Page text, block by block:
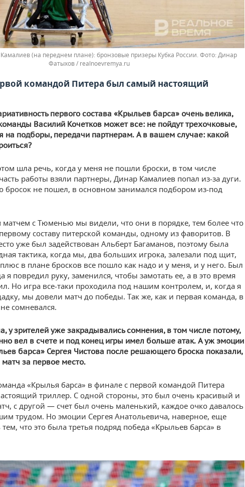
(на переднем плане): бронзовые призеры Кубка России.
Динар
Фатыхов / realnoevremya.ru
командой Питера был самый настоящий
первого состава «Крыльев барса» очень велика,
Василий Кочетков может все: не пойдут трехочковые,
на подборы, передачи партнерам. А в вашем случае: какой
шла речь, когда у меня не пошли броски, в том числе
работы взяли партнеры, Динар Камалиев попал из-за дуги.
бросок не пошел, в основном занимался подбором из-под
с Тюменью мы видели, что они в порядке, тем более что
составу питерской команды, одному из фаворитов. В
уже был задействован Альберт Багаманов, поэтому была
тактика, когда мы, два больших игрока, залезали под щит,
в плане бросков все пошло как надо и у меня, и у него. Был
я повредил руку, заменился, чтобы замотать ее, а в это время
Но игра все-таки проходила под нашим контролем, и, когда я
мы довели матч до победы. Так же, как и первая команда, в
сомневался.
у зрителей уже закрадывались сомнения, в том числе потому,
вел в счете и под конец игры имел больше атак. А уж эмоции
барса» Сергея Чистова после решающего броска показали,
за первое место.
«Крылья барса» в финале с первой командой Питера
триллер. С одной стороны, это был очень красивый и
с другой — счет был очень маленький, каждое очко давалось
трудом. Но эмоции Сергея Анатольевича, наверное, еще
что это была третья подряд победа «Крыльев барса» в